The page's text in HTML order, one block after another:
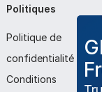
Politiques
Politique de
confidentialité
Conditions